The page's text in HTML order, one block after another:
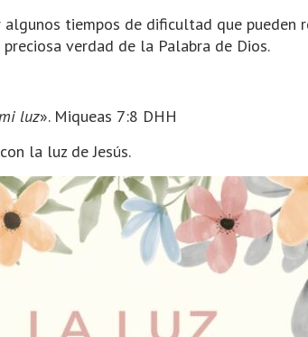
algunos tiempos de dificultad que pueden
verdad de la Palabra de Dios.
luz». Miqueas 7:8 DHH
la luz de Jesús.